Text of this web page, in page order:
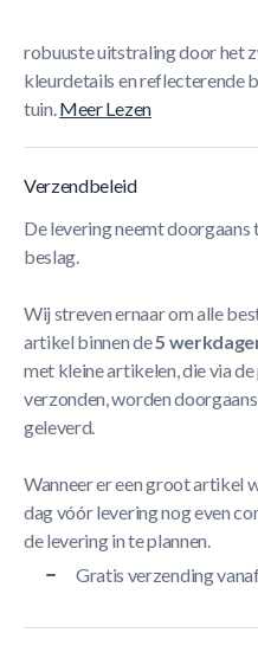
robuuste uitstraling door het
kleurdetails en reflecterende
tuin.Meer Lezen
Verzendbeleid
De levering neemt doorgaans
beslag.
Wij streven ernaar om alle
artikel binnen de5
met kleine artikelen, die via
verzonden, worden
geleverd.
Wanneer er een groot artikel
dag vóór levering nog even
de levering in te plannen.
Gratis verzending